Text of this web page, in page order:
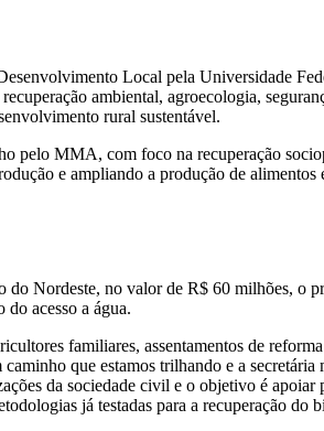
Local pela Universidade
ambiental, agroecologia,
rural sustentável.
pelo MMA, com foco na recuperação
e ampliando a produção de alimentos
Nordeste, no valor de R$ 60 milhões, o
acesso a água.
familiares, assentamentos de
que estamos trilhando e a secretária
da sociedade civil e o objetivo é
já testadas para a recuperação do